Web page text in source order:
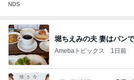
NDS
堀ちえみの夫 妻はパン
Amebaトピックス 1日前